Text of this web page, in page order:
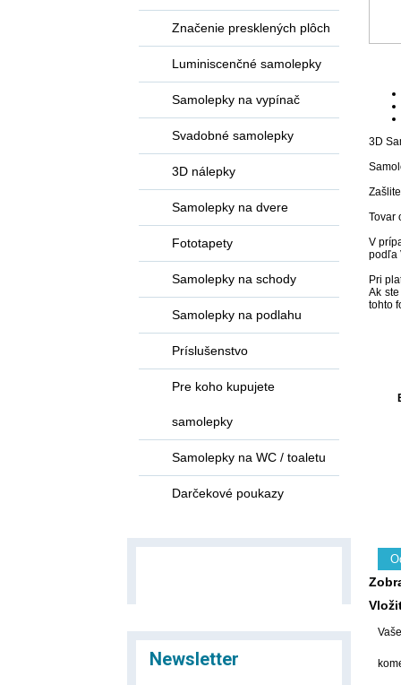
3D
Tovar
V
podľa
Pri
Ak
tohto
Značenie presklených plôch
Luminiscenčné samolepky
Samolepky na vypínač
Svadobné samolepky
3D nálepky
Samolepky na dvere
Fototapety
Samolepky na schody
Samolepky na podlahu
Príslušenstvo
Pre koho kupujete
samolepky
Samolepky na WC / toaletu
Darčekové poukazy
Newsletter